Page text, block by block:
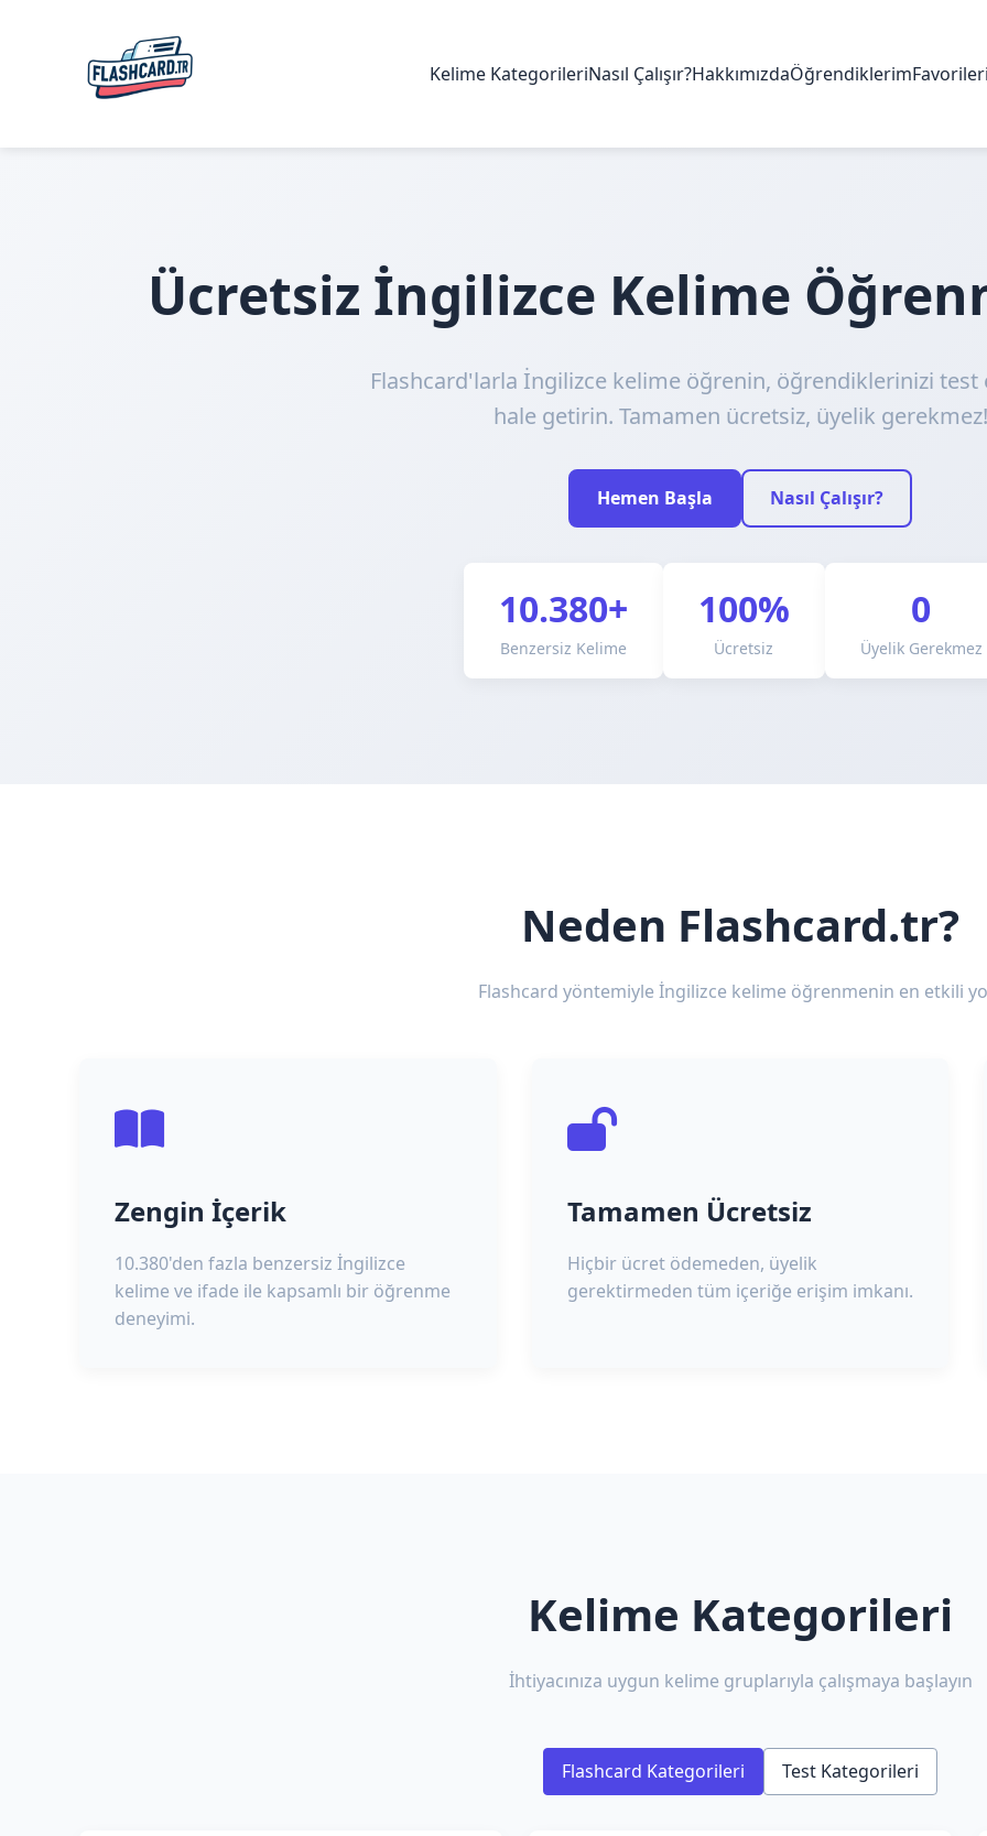
Kelime KategorileriNasıl Çalışır?HakkımızdaÖğrendiklerim
Ücretsiz İngilizce Kelime
Flashcard'larla İngilizce kelime öğrenin, öğrendiklerinizi test
hale getirin. Tamamen ücretsiz, üyelik gerekmez!
Hemen Başla Nasıl Çalışır?
10.380+
Benzersiz Kelime
100%
Ücretsiz
0
Üyelik Gerekmez
Neden Flashcard.tr?
Flashcard yöntemiyle İngilizce kelime öğrenmenin en etkili
Zengin İçerik
10.380'den fazla benzersiz İngilizce
kelime ve ifade ile kapsamlı bir öğrenme
deneyimi.
Tamamen Ücretsiz
Hiçbir ücret ödemeden, üyelik
gerektirmeden tüm içeriğe erişim imkanı.
Kelime Kategorileri
İhtiyacınıza uygun kelime gruplarıyla çalışmaya başlayın
Flashcard Kategorileri Test Kategorileri